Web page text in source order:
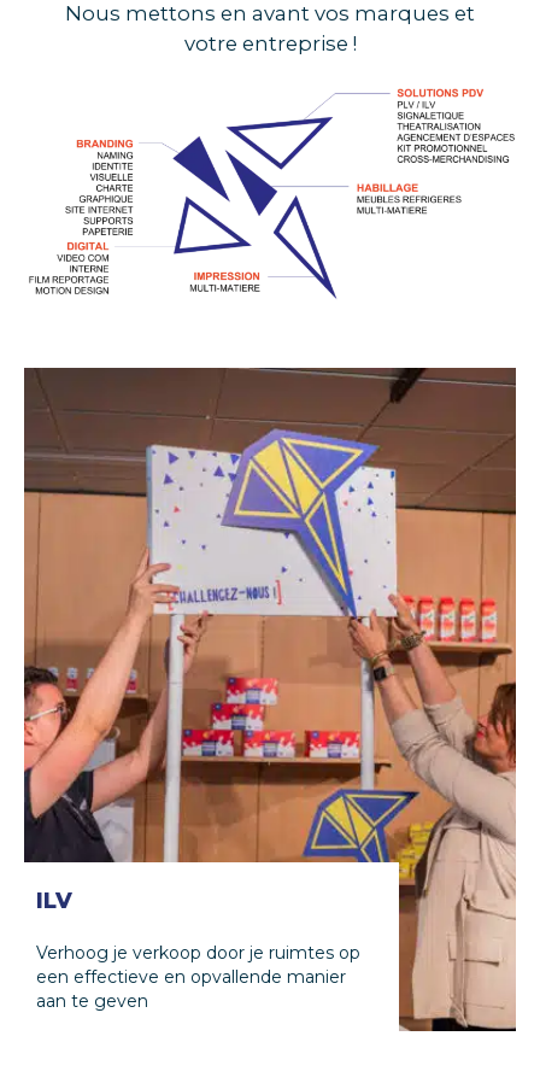
Nous mettons en avant vos marques et
votre entreprise !
ILV
Verhoog je verkoop door je ruimtes op
een effectieve en opvallende manier
aan te geven